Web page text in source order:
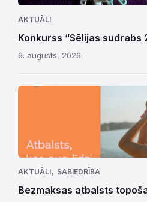
AKTUĀLI
Konkurss “Sēlijas sudrabs
6. augusts, 2026.
AKTUĀLI, SABIEDRĪBA
Bezmaksas atbalsts